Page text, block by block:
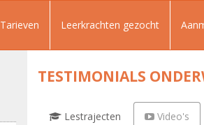
Tarieven Leerkrachten gezocht
TESTIMONIALS
Lestrajecten Video's